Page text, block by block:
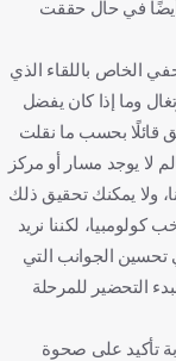
لدور الـ32 والصدارة أيضًا في حال حققت
الخاص باللقاء الذي
وما إذا كان يفضل
قائلًا بحسب ما نقلت
لا يوجد مسار أو مركز
ولا يمكنك تحقيق ذلك
كولومبيا، لكننا نريد
تحسين الجوانب التي
التحضير للمرحلة
تأكيد على صحوة